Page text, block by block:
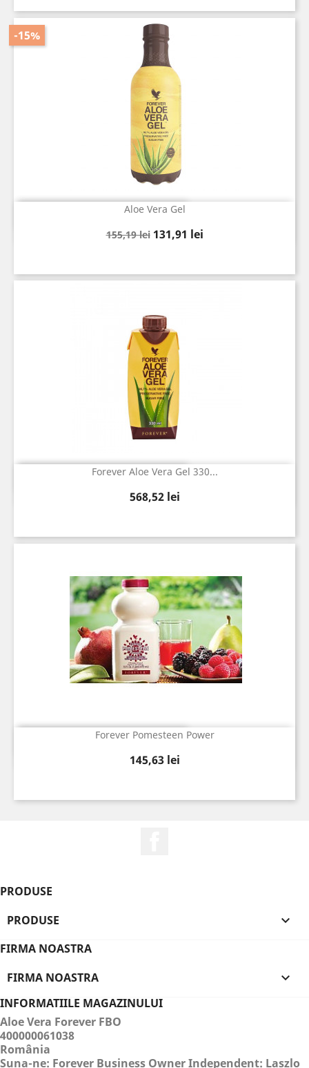
Aloe Vera Gel
Pret
155,19 lei
-15%
Pret
131,91 lei
Vizualizare rapida
Forever Aloe Vera Gel 330...
Pret
568,52 lei
Vizualizare rapida
Forever Pomesteen Power
Pret
145,63 lei
Vizualizare rapida
PRODUSE
PRODUSE

FIRMA NOASTRA
FIRMA NOASTRA

INFORMATIILE MAGAZINULUI
Aloe Vera Forever FBO
400000061038
România
Suna-ne: Forever Business Owner Independent: Laszlo